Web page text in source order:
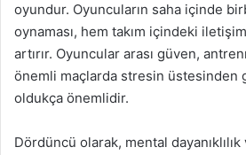
oyundur. Oyuncuların saha içinde
oynaması, hem takım içindeki
artırır. Oyuncular arası güven,
önemli maçlarda stresin üstesinden
oldukça önemlidir.
Dördüncü olarak, mental